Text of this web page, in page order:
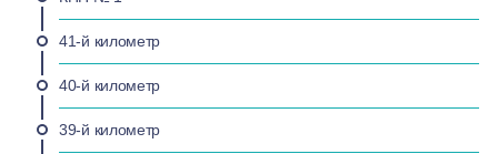
41-й километр
40-й километр
39-й километр